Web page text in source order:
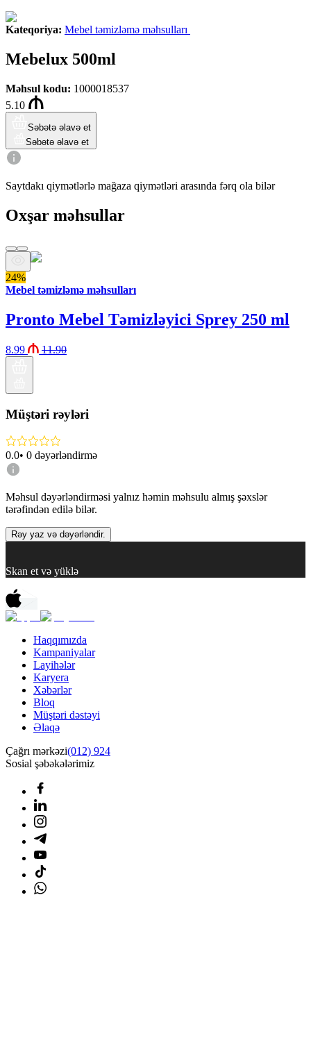
Kateqoriya: Mebel təmizləmə məhsulları
Mebelux 500ml
Məhsul kodu: 1000018537
5.10
Səbətə əlavə et
Səbətə əlavə et
Saytdakı qiymətlərlə mağaza qiymətləri arasında fərq ola bilər
Oxşar məhsullar
24%
Mebel təmizləmə məhsulları
Pronto Mebel Təmizləyici Sprey 250 ml
8.99 11.90
Müştəri rəyləri
0.0• 0 dəyərləndirmə
Məhsul dəyərləndirməsi yalnız həmin məhsulu almış şəxslər
tərəfindən edilə bilər.
Rəy yaz və dəyərləndir.
Skan et və yüklə
Haqqımızda
Kampaniyalar
Layihələr
Karyera
Xəbərlər
Bloq
Müştəri dəstəyi
Əlaqə
Çağrı mərkəzi(012) 924
Sosial şəbəkələrimiz